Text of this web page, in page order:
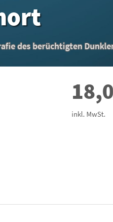
des berüchtigten
inkl. MwSt.